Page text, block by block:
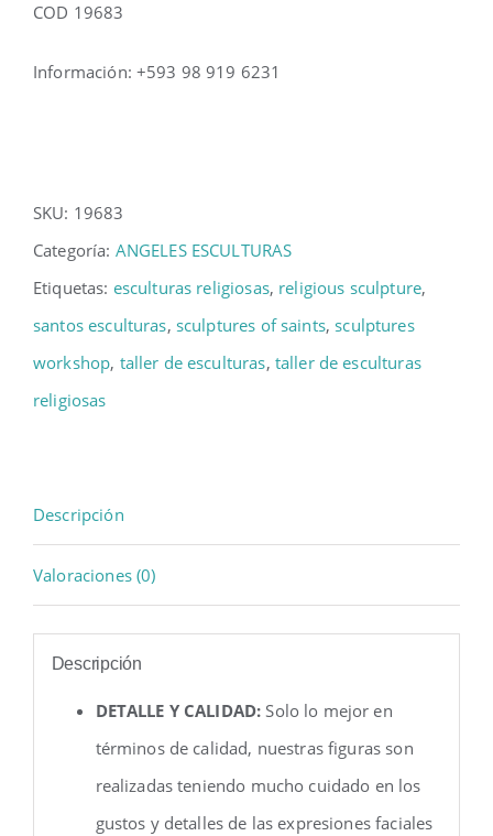
COD 19683
Información: +593 98 919 6231
SKU: 19683
Categoría: ANGELES ESCULTURAS
Etiquetas: esculturas religiosas, religious sculpture,
santos esculturas, sculptures of saints,sculptures
workshop, taller de esculturas, taller de esculturas
religiosas
Descripción
Valoraciones (0)
Descripción
DETALLE Y CALIDAD: Solo lo mejor en
términos de calidad, nuestras figuras son
realizadas teniendo mucho cuidado en los
gustos y detalles de las expresiones faciales